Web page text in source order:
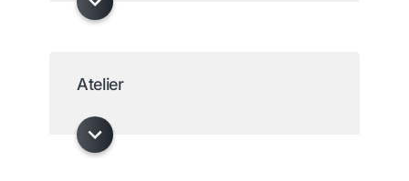
Atelier